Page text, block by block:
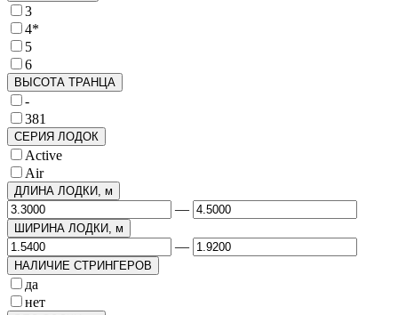
3
4*
5
6
ВЫСОТА ТРАНЦА
-
381
СЕРИЯ ЛОДОК
Active
Air
ДЛИНА ЛОДКИ, м
—
ШИРИНА ЛОДКИ, м
—
НАЛИЧИЕ СТРИНГЕРОВ
да
нет